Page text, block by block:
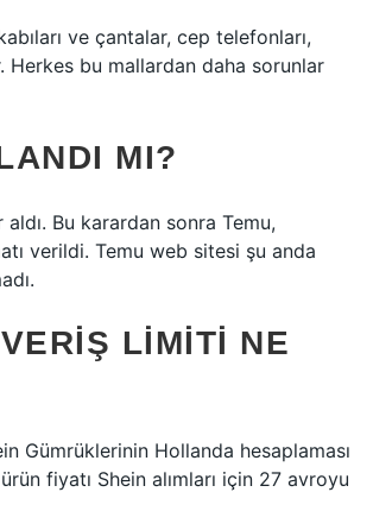
ve çantalar, cep telefonları,
Herkes bu mallardan daha sorunlar
MI?
Bu karardan sonra Temu,
verildi. Temu web sitesi şu anda
LIMITI NE
Gümrüklerinin Hollanda hesaplaması
fiyatı Shein alımları için 27 avroyu